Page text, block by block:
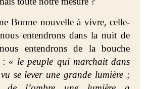
Bonne nouvelle à vivre, celle-
entendrons dans la nuit de
entendrons de la bouche
: « le peuple qui marchait dans
se lever une grande lumière ;